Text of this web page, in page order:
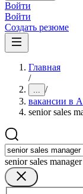
Войти
Войти
Создать резюме
Главная
/
... /
вакансии в
senior sales
senior sales manager